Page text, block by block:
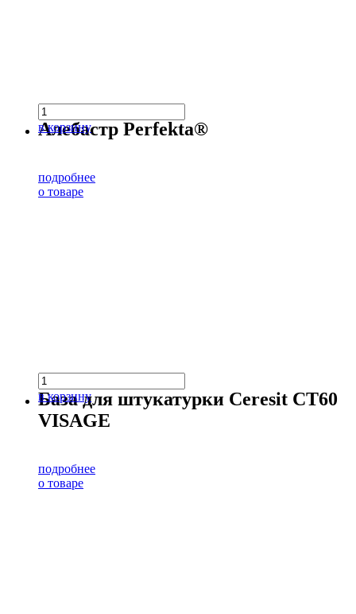
в корзину
Алебастр Perfekta®
подробнее
о товаре
в корзину
База для штукатурки Ceresit CT60
VISAGE
подробнее
о товаре